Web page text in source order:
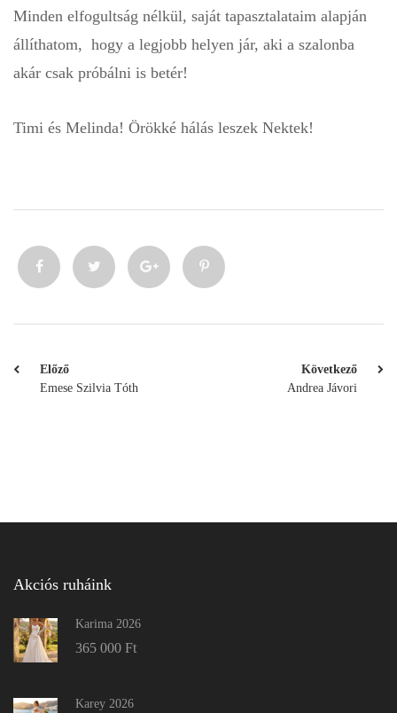
Minden elfogultság nélkül, saját tapasztalataim alapján
állíthatom, hogy a legjobb helyen jár, aki a szalonba
akár csak próbálni is betér!
Timi és Melinda! Örökké hálás leszek Nektek!
Előző
Emese Szilvia Tóth
Következő
Andrea Jávori
Akciós ruháink
Karima 2026
365 000 Ft
Karey 2026